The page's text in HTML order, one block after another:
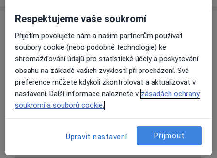
Adresa
Faracol s.r.o. Gastroenterologická a
interní ordinace
Oblouková 1335/3, Praha 10,Praha101 00
Přiblížit mapu
Na této adrese online kalendář není aktivní
Co mám v takové situaci udělat?
Respektujeme vaše soukromí
Přijetím povolujete nám a našim partnerům používat
soubory cookie (nebo podobné technologie) ke
shromažďování údajů pro statistické účely a poskytování
obsahu na základě vašich zvyklostí při procházení. Své
preference můžete kdykoli zkontrolovat a aktualizovat v
nastavení. Další informace naleznete v zásadách ochrany
soukromí a souborů cookie.
Upravit nastavení Přijmout